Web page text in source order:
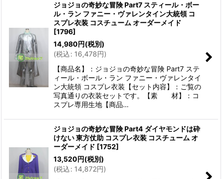
ジョジョの奇妙な冒険 Part7 スティール・ボー
ル・ラン ファニー・ヴァレンタイン大統領 コ
スプレ衣装 コスチューム オーダーメイド
[1796]
14,980円(税別)
(税込: 16,478円)
【商品名】：ジョジョの奇妙な冒険 Part7 ステ
ィール・ボール・ラン ファニー・ヴァレンタイ
ン大統領 コスプレ衣装【セット内容】：ご覧の
写真通りの衣装セットです。【素 材】：コ
スプレ専用生地【商品…
ジョジョの奇妙な冒険 Part4 ダイヤモンドは砕
けない 東方仗助 コスプレ衣装 コスチューム オ
ーダーメイド [1752]
13,520円(税別)
(税込: 14,872円)